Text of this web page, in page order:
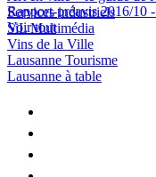
Rapport-préavis 2016/10
Voir tout
Services industriels
SiL Multimédia
Vins de la Ville
Lausanne Tourisme
Lausanne à table